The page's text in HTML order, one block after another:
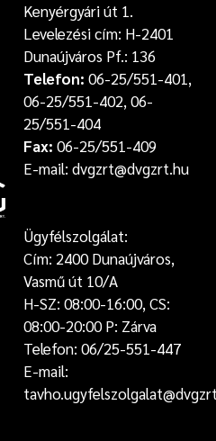
Kenyérgyári út 1.
Levelezési cím: H-2401
Dunaújváros Pf.: 136
Telefon: 06-25/551-401,
06-25/551-402, 06-
25/551-404
Fax: 06-25/551-409
E-mail: dvgzrt@dvgzrt.hu
Ügyfélszolgálat:
Cím: 2400 Dunaújváros,
Vasmű út 10/A
H-SZ: 08:00-16:00, CS:
08:00-20:00 P: Zárva
Telefon: 06/25-551-447
E-mail: